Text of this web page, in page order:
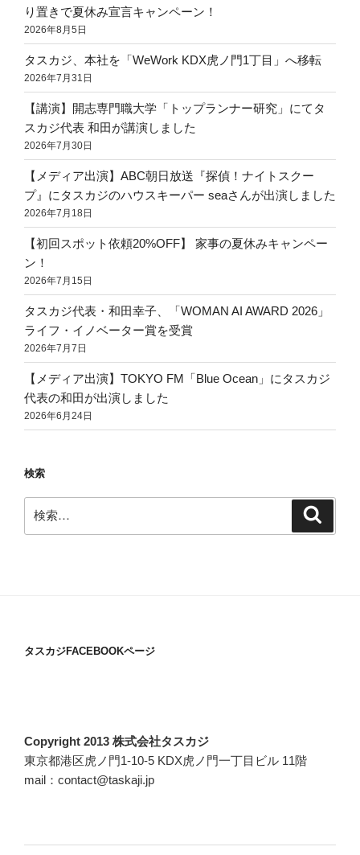
り置きで夏休み宣言キャンペーン！
2026年8月5日
タスカジ、本社を「WeWork KDX虎ノ門1丁目」へ移転
2026年7月31日
【講演】開志専門職大学「トップランナー研究」にてタ
スカジ代表 和田が講演しました
2026年7月30日
【メディア出演】ABC朝日放送『探偵！ナイトスクー
プ』にタスカジのハウスキーパー seaさんが出演しました
2026年7月18日
【初回スポット依頼20%OFF】 家事の夏休みキャンペー
ン！
2026年7月15日
タスカジ代表・和田幸子、「WOMAN AI AWARD 2026」
ライフ・イノベーター賞を受賞
2026年7月7日
【メディア出演】TOKYO FM「Blue Ocean」にタスカジ
代表の和田が出演しました
2026年6月24日
検索
索:
タスカジFACEBOOKページ
Copyright 2013 株式会社タスカジ
東京都港区虎ノ門1-10-5 KDX虎ノ門一丁目ビル 11階
mail：contact@taskaji.jp